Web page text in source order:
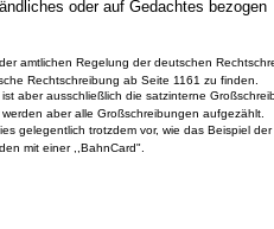
oder auf Gedachtes bezogen
amtlichen Regelung der deutschen
Rechtschreibung ab Seite 1161 zu finden.
ist aber ausschließlich die satzinterne
aber alle Großschreibungen aufgezählt.
gelegentlich trotzdem vor, wie das Beispiel
mit einer ,,BahnCard".